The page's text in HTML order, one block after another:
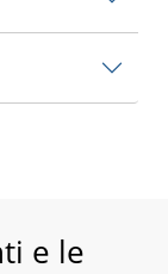
e le